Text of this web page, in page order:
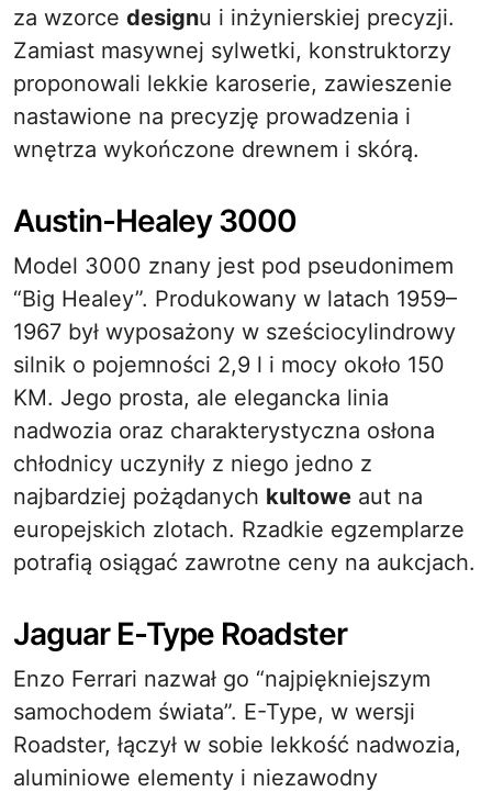
za wzorce designu i inżynierskiej precyzji.
Zamiast masywnej sylwetki, konstruktorzy
proponowali lekkie karoserie, zawieszenie
nastawione na precyzję prowadzenia i
wnętrza wykończone drewnem i skórą.
Austin-Healey 3000
Model 3000 znany jest pod pseudonimem
“Big Healey”. Produkowany w latach 1959–
1967 był wyposażony w sześciocylindrowy
silnik o pojemności 2,9 l i mocy około 150
KM. Jego prosta, ale elegancka linia
nadwozia oraz charakterystyczna osłona
chłodnicy uczyniły z niego jedno z
najbardziej pożądanych kultowe aut na
europejskich zlotach. Rzadkie egzemplarze
potrafią osiągać zawrotne ceny na aukcjach.
Jaguar E-Type Roadster
Enzo Ferrari nazwał go “najpiękniejszym
samochodem świata”. E-Type, w wersji
Roadster, łączył w sobie lekkość nadwozia,
aluminiowe elementy i niezawodny